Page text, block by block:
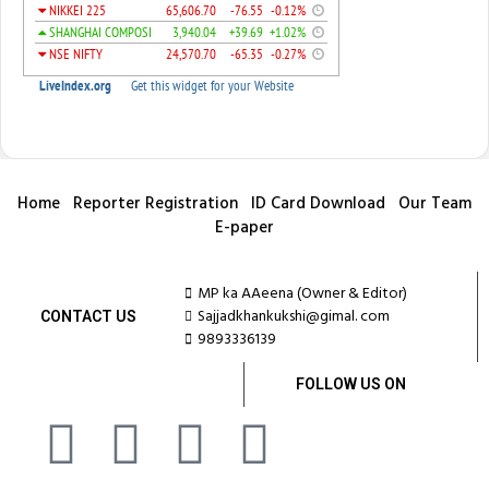
Home Reporter Registration ID Card Download Our Team
E-paper
CONTACT US
MP ka AAeena (Owner & Editor)
Sajjadkhankukshi@gimal. com
9893336139
FOLLOW US ON